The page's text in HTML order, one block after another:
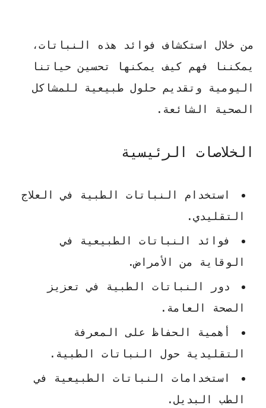
من خلال استكشاف فوائد هذه النباتات،
يمكننا فهم كيف يمكنها تحسين حياتنا
اليومية وتقديم حلول طبيعية للمشاكل
الصحية الشائعة.
الخلاصات الرئيسية
استخدام النباتات الطبية في العلاج
التقليدي.
فوائد النباتات الطبيعية في
الوقاية من الأمراض.
دور
النباتات الطبية في تعزيز
الصحة العامة.
أهمية الحفاظ على المعرفة
التقليدية حول النباتات الطبية.
استخدامات النباتات الطبيعية في
الطب البديل.